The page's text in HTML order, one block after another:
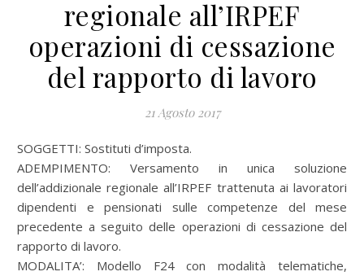
regionale all’IRPEF
operazioni di cessazione
del rapporto di lavoro
21 Agosto 2017
SOGGETTI: Sostituti d’imposta.
ADEMPIMENTO: Versamento in unica soluzione
dell’addizionale regionale all’IRPEF trattenuta ai lavoratori
dipendenti e pensionati sulle competenze del mese
precedente a seguito delle operazioni di cessazione del
rapporto di lavoro.
MODALITA’: Modello F24 con modalità telematiche,